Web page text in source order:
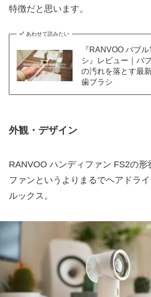
特徴だと思います。
あわせて読みたい
『RANVOO バブ
シ』レビュー｜バ
の汚れを落とす最
歯ブラシ
外観・デザイン
RANVOO ハンディファン FS2の形
ファンというよりまるでヘアドラ
ルックス。